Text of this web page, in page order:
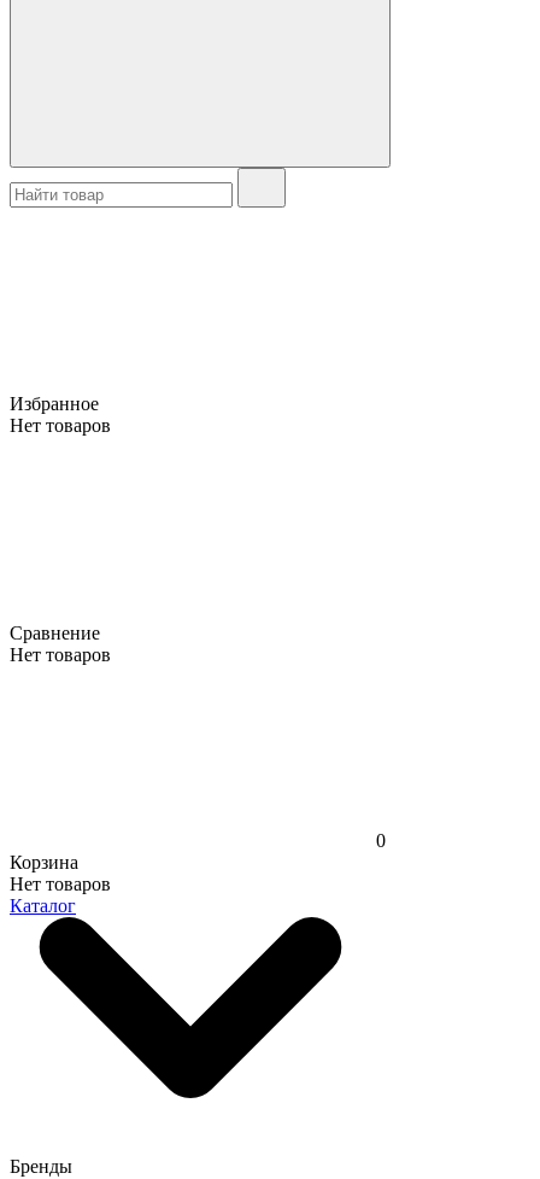
Избранное
Нет товаров
Сравнение
Нет товаров
0
Корзина
Нет товаров
Каталог
Бренды